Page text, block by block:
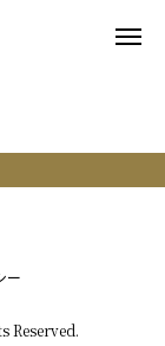
ー
Reserved.